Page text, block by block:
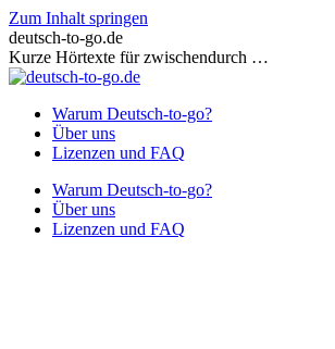
Zum Inhalt springen
deutsch-to-go.de
Kurze Hörtexte für zwischendurch …
Warum Deutsch-to-go?
Über uns
Lizenzen und FAQ
Warum Deutsch-to-go?
Über uns
Lizenzen und FAQ